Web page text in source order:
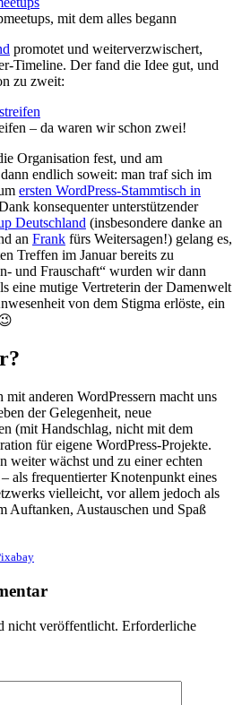
mit dem alles begann
promotet und weiterverzwischert,
Timeline. Der fand die Idee gut, und
zu zweit:
– da waren wir schon zwei!
Organisation fest, und am
endlich soweit: man traf sich im
ersten WordPress-Stammtisch in
konsequenter unterstützender
Deutschland (insbesondere danke an
an Frank fürs Weitersagen!) gelang es,
Treffen im Januar bereits zu
und Frauschaft“ wurden wir dann
eine mutige Vertreterin der Damenwelt
von dem Stigma erlöste, ein
anderen WordPressern macht uns
der Gelegenheit, neue
(mit Handschlag, nicht mit dem
für eigene WordPress-Projekte.
weiter wächst und zu einer echten
als frequentierter Knotenpunkt eines
vielleicht, vor allem jedoch als
Auftanken, Austauschen und Spaß
nicht veröffentlicht. Erforderliche